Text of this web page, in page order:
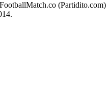
(Partidito.com)